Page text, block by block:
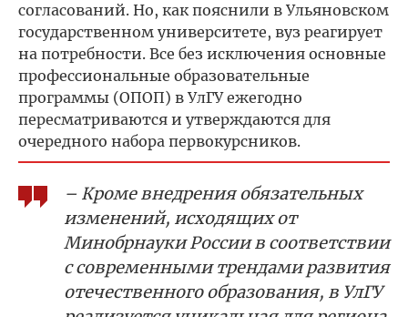
согласований. Но, как пояснили в Ульяновском
государственном университете, вуз реагирует
на потребности. Все без исключения основные
профессиональные образовательные
программы (ОПОП) в УлГУ ежегодно
пересматриваются и утверждаются для
очередного набора первокурсников.
– Кроме внедрения обязательных
изменений, исходящих от
Минобрнауки России в соответствии
с современными трендами развития
отечественного образования, в УлГУ